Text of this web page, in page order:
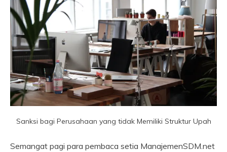
Sanksi bagi Perusahaan yang tidak Memiliki Struktur Upah
Semangat pagi para pembaca setia ManajemenSDM.net